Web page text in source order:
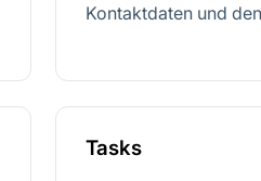
Kontaktdaten und
Tasks